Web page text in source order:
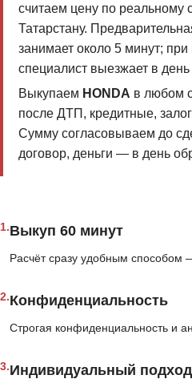
считаем цену по реальному
Татарстану.
занимает около 5 минут;
специалист выезжает в
Выкупаем HONDA в любом
после ДТП, кредитные,
Сумму согласовываем до
договор, деньги — в день
1.Выкуп 60 минут
Расчёт сразу удобным
2.Конфиденциальность
Строгая конфиденциальность и
3.Индивидуальный подход